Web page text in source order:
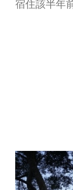
宿住該半年